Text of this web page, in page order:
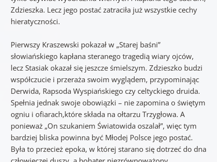
Zdzieszka. Lecz jego postać zatraciła już wszystkie cechy
hieratyczności.
Pierwszy Kraszewski pokazał w „Starej baśni”
słowiańskiego kapłana steranego tragedią wiary ojców,
lecz Stasiak okazał się jeszcze śmielszym. Zdzieszko budzi
współczucie i przeraża swoim wyglądem, przypominając
Derwida, Rapsoda Wyspiańskiego czy celtyckiego druida.
Spełnia jednak swoje obowiązki – nie zapomina o świętym
ogniu i ofiarach,które składa na ołtarzu Trzygłowa. A
ponieważ „On szukaniem Światowida oszalał”, więc tym
bardziej bliska powinna być Młodej Polsce jego postać.
Była to przecież epoka, w której starano się dotrzeć do dna